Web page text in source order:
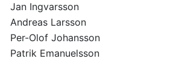
Jan Ingvarsson
Andreas Larsson
Per-Olof Johansson
Patrik Emanuelsson